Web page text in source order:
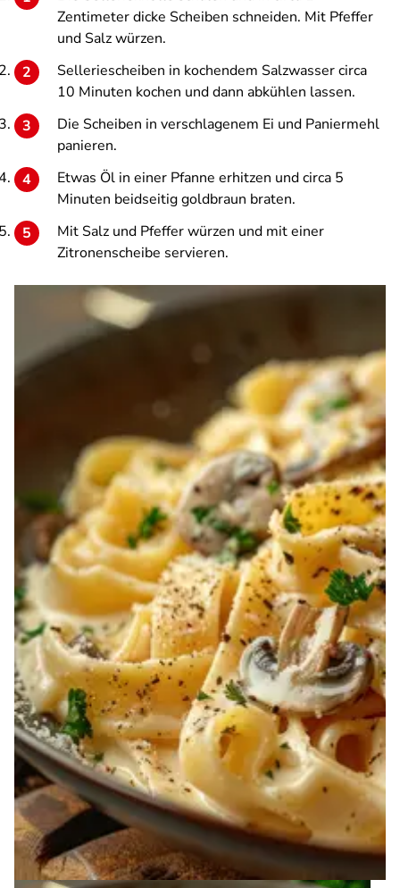
Zentimeter dicke Scheiben schneiden. Mit Pfeffer
und Salz würzen.
Selleriescheiben in kochendem Salzwasser circa
10 Minuten kochen und dann abkühlen lassen.
Die Scheiben in verschlagenem Ei und Paniermehl
panieren.
Etwas Öl in einer Pfanne erhitzen und circa 5
Minuten beidseitig goldbraun braten.
Mit Salz und Pfeffer würzen und mit einer
Zitronenscheibe servieren.